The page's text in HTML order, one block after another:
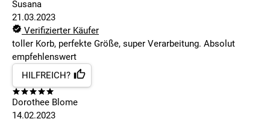
Susana
21.03.2023
Verifizierter Käufer
toller Korb, perfekte Größe, super Verarbeitung. Absolut
empfehlenswert
HILFREICH?
Dorothee Blome
14.02.2023